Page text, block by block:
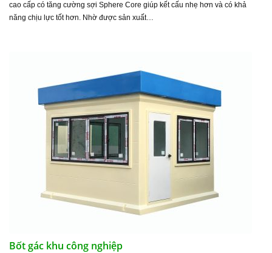
cao cấp có tăng cường sợi Sphere Core giúp kết cấu nhẹ hơn và có khả
năng chịu lực tốt hơn. Nhờ được sản xuất…
Bốt gác khu công nghiệp